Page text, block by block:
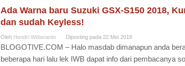
Ada Warna baru Suzuki GSX-S150 2018,
dan sudah Keyless!
Oleh Hendri Widananto Diposting pada 22 Mei 2018
BLOGOTIVE.COM – Halo masdab dimanapun anda
beberapa hari lalu lek IWB dapat info dari pembacanya